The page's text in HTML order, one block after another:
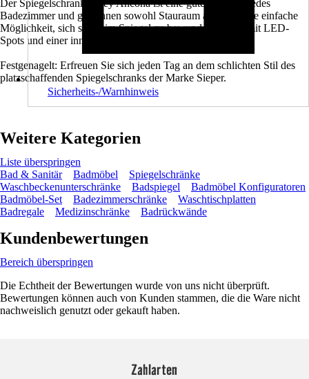
Der Spiegelschrank Jokey Ancona ist eine gute Wahl für jedes
Badezimmer und gibt Ihnen sowohl Stauraum als auch eine einfache
Möglichkeit, sich selbst im Spiegel zu bewundern. Er ist mit LED-
Spots und einer innen liegenden Steckdose ausgestattet.
Festgenagelt: Erfreuen Sie sich jeden Tag an dem schlichten Stil des
platzschaffenden Spiegelschranks der Marke Sieper.
Sicherheits-/Warnhinweis
Weitere Kategorien
Liste überspringen
Bad & Sanitär
Badmöbel
Spiegelschränke
Waschbeckenunterschränke
Badspiegel
Badmöbel Konfiguratoren
Badmöbel-Set
Badezimmerschränke
Waschtischplatten
Badregale
Medizinschränke Badrückwände
Kundenbewertungen
Bereich überspringen
Die Echtheit der Bewertungen wurde von uns nicht überprüft.
Bewertungen können auch von Kunden stammen, die die Ware nicht
nachweislich genutzt oder gekauft haben.
Zahlarten